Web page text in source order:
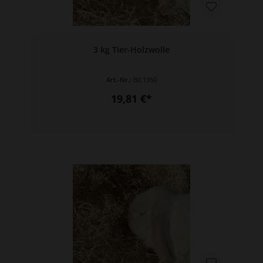
3 kg Tier-Holzwolle
Art.-Nr.:
19,81 €*